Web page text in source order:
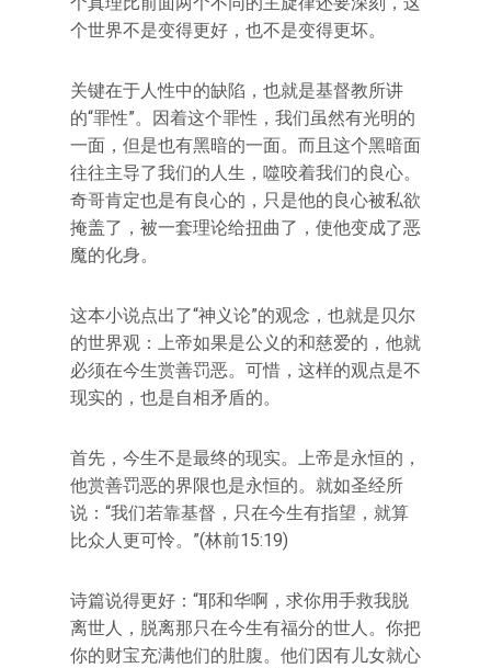
个世界不是变得更好，也不是变得更坏。
关键在于人性中的缺陷，也就是基督教所讲
的“罪性”。因着这个罪性，我们虽然有光明的
一面，但是也有黑暗的一面。而且这个黑暗面
往往主导了我们的人生，噬咬着我们的良心。
奇哥肯定也是有良心的，只是他的良心被私欲
掩盖了，被一套理论给扭曲了，使他变成了恶
魔的化身。
这本小说点出了“神义论”的观念，也就是贝尔
的世界观：上帝如果是公义的和慈爱的，他就
必须在今生赏善罚恶。可惜，这样的观点是不
现实的，也是自相矛盾的。
首先，今生不是最终的现实。上帝是永恒的，
他赏善罚恶的界限也是永恒的。就如圣经所
说：“我们若靠基督，只在今生有指望，就算
比众人更可怜。”(林前15:19)
诗篇说得更好：“耶和华啊，求你用手救我脱
离世人，脱离那只在今生有福分的世人。你把
你的财宝充满他们的肚腹。他们因有儿女就心